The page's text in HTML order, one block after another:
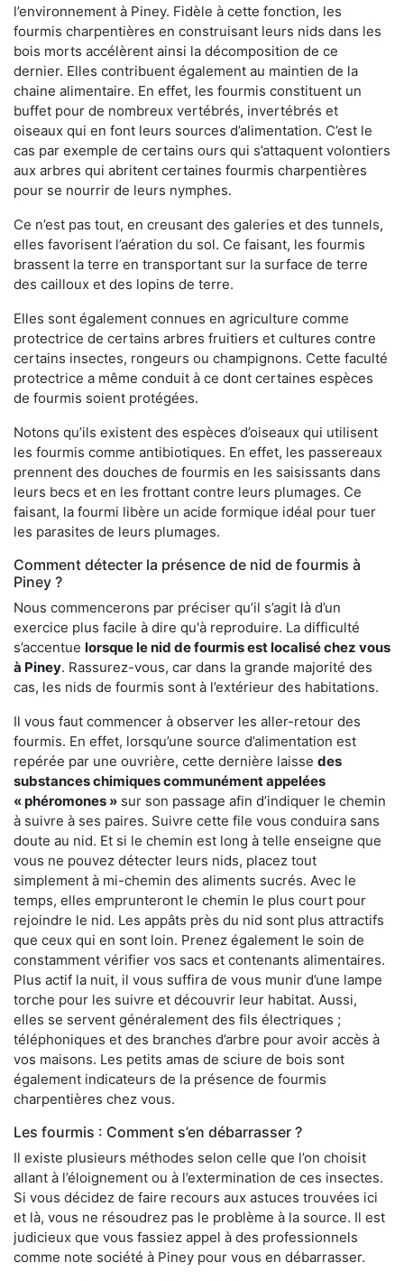
l’environnement à Piney. Fidèle à cette fonction, les
fourmis charpentières en construisant leurs nids dans les
bois morts accélèrent ainsi la décomposition de ce
dernier. Elles contribuent également au maintien de la
chaine alimentaire. En effet, les fourmis constituent un
buffet pour de nombreux vertébrés, invertébrés et
oiseaux qui en font leurs sources d’alimentation. C’est le
cas par exemple de certains ours qui s’attaquent volontiers
aux arbres qui abritent certaines fourmis charpentières
pour se nourrir de leurs nymphes.
Ce n’est pas tout, en creusant des galeries et des tunnels,
elles favorisent l’aération du sol. Ce faisant, les fourmis
brassent la terre en transportant sur la surface de terre
des cailloux et des lopins de terre.
Elles sont également connues en agriculture comme
protectrice de certains arbres fruitiers et cultures contre
certains insectes, rongeurs ou champignons. Cette faculté
protectrice a même conduit à ce dont certaines espèces
de fourmis soient protégées.
Notons qu’ils existent des espèces d’oiseaux qui utilisent
les fourmis comme antibiotiques. En effet, les passereaux
prennent des douches de fourmis en les saisissants dans
leurs becs et en les frottant contre leurs plumages. Ce
faisant, la fourmi libère un acide formique idéal pour tuer
les parasites de leurs plumages.
Comment détecter la présence de nid de fourmis à
Piney ?
Nous commencerons par préciser qu’il s’agit là d’un
exercice plus facile à dire qu'à reproduire. La difficulté
s’accentue lorsque le nid de fourmis est localisé chez vous
à Piney. Rassurez-vous, car dans la grande majorité des
cas, les nids de fourmis sont à l’extérieur des habitations.
Il vous faut commencer à observer les aller-retour des
fourmis. En effet, lorsqu’une source d’alimentation est
repérée par une ouvrière, cette dernière laisse des
substances chimiques communément appelées
« phéromones » sur son passage afin d’indiquer le chemin
à suivre à ses paires. Suivre cette file vous conduira sans
doute au nid. Et si le chemin est long à telle enseigne que
vous ne pouvez détecter leurs nids, placez tout
simplement à mi-chemin des aliments sucrés. Avec le
temps, elles emprunteront le chemin le plus court pour
rejoindre le nid. Les appâts près du nid sont plus attractifs
que ceux qui en sont loin. Prenez également le soin de
constamment vérifier vos sacs et contenants alimentaires.
Plus actif la nuit, il vous suffira de vous munir d’une lampe
torche pour les suivre et découvrir leur habitat. Aussi,
elles se servent généralement des fils électriques ;
téléphoniques et des branches d’arbre pour avoir accès à
vos maisons. Les petits amas de sciure de bois sont
également indicateurs de la présence de fourmis
charpentières chez vous.
Les fourmis : Comment s’en débarrasser ?
Il existe plusieurs méthodes selon celle que l’on choisit
allant à l’éloignement ou à l’extermination de ces insectes.
Si vous décidez de faire recours aux astuces trouvées ici
et là, vous ne résoudrez pas le problème à la source. Il est
judicieux que vous fassiez appel à des professionnels
comme note société à Piney pour vous en débarrasser.